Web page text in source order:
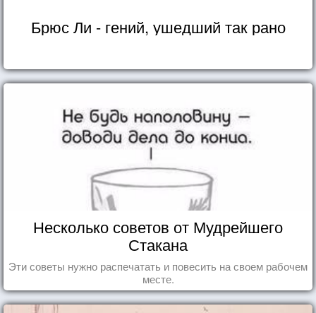
Брюс Ли - гений, ушедший так рано
Несколько советов от Мудрейшего
Стакана
Эти советы нужно распечатать и повесить на своем рабочем
месте.